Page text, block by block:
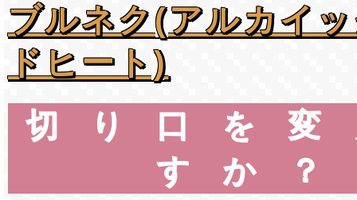
ブルネク(アルカイ
ドヒート)
切り口を
すか？